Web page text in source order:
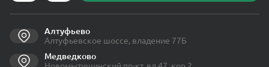
Алтуфьево
Алтуфьевское шоссе, владение 77Б
Медведково